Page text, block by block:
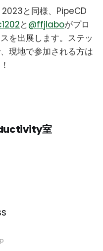
と同様、PipeCD
と@ffjlaboがプロ
を出展します。ステッ
現地で参加される方は
室